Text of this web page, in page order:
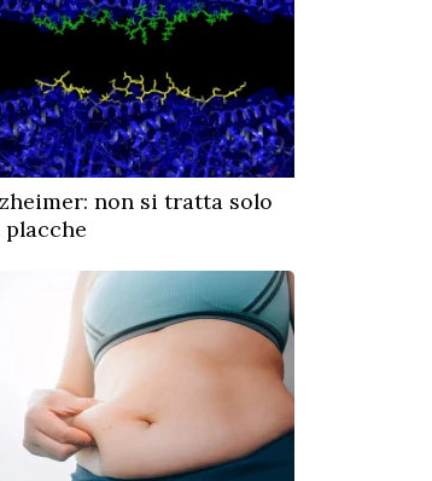
non si tratta solo
placche